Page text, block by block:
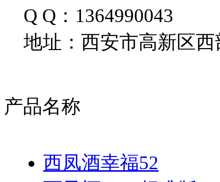
Q Q：1364990043
地址：西安市高新区西
产品名称
西凤酒幸福52